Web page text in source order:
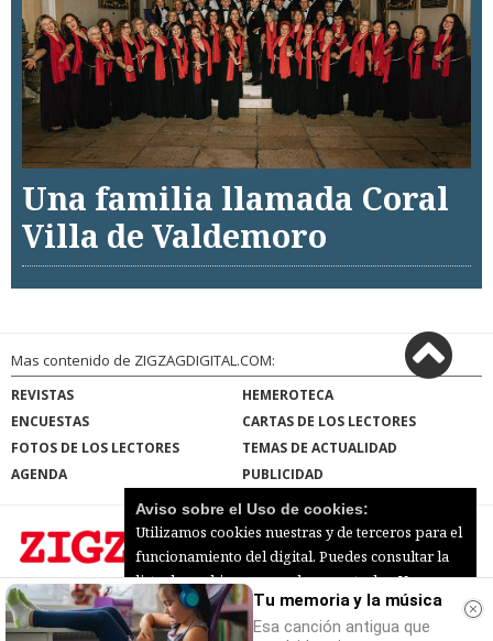
Una familia llamada Coral
Villa de Valdemoro
Mas contenido de ZIGZAGDIGITAL.COM:
REVISTAS
HEMEROTECA
ENCUESTAS
CARTAS DE LOS LECTORES
FOTOS DE LOS LECTORES
TEMAS DE ACTUALIDAD
AGENDA
PUBLICIDAD
ZIGZAGDIGITAL.COM |Términos de uso|
Protección de datos|Mapa del sitio
© 2026 | Todos los derechos reservados
Tu memoria y la música
Esa canción antigua que
Aviso sobre el Uso de cookies:
Utilizamos cookies nuestras y de terceros para el
funcionamiento del digital. Puedes consultar la
lista de cookies y como desconectarlas.Ver
nuestra Política de Privacidad y Cookies